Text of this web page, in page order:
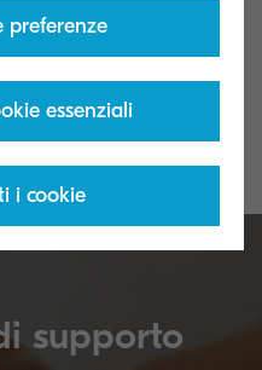
supporto
preferenze
essenziali
i cookie